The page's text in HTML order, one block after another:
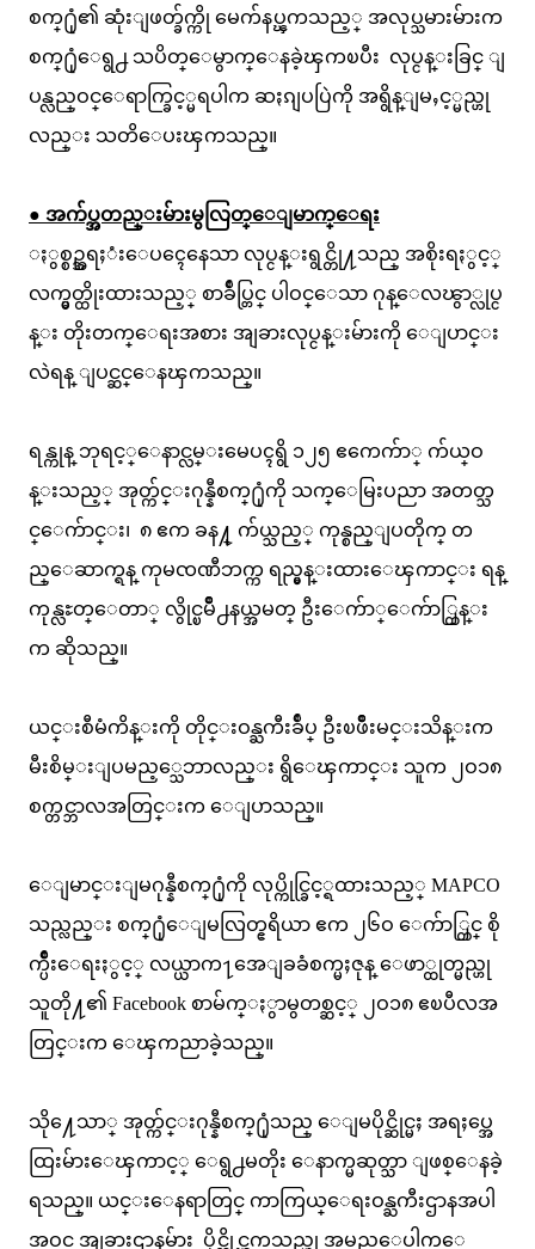
စက္႐ုံ၏ ဆုံးျဖတ္ခ်က္ကို မေက်နပ္ၾကသည့္ အလုပ္သမားမ်ားက
စက္႐ုံေရွ႕ သပိတ္ေမွာက္ေနခဲ့ၾကၿပီး လုပ္ငန္းခြင္ ျ
ပန္လည္ဝင္ေရာက္ခြင့္မရပါက ဆႏၵျပပြဲကို အရွိန္ျမႇင့္မည္ဟု
လည္း သတိေပးၾကသည္။
● အက်ပ္အတည္းမ်ားမွလြတ္ေျမာက္ေရး
ႏွစ္စဥ္အရႈံးေပၚေနေသာ လုပ္ငန္းရွင္တို႔သည္ အစိုးရႏွင့္
လက္မွတ္ထိုးထားသည့္ စာခ်ဳပ္တြင္ ပါဝင္ေသာ ဂုန္ေလၽွာ္လုပ္င
န္း တိုးတက္ေရးအစား အျခားလုပ္ငန္းမ်ားကို ေျပာင္း
လဲရန္ ျပင္ဆင္ေနၾကသည္။
ရန္ကုန္ ဘုရင့္ေနာင္လမ္းမေပၚရွိ ၁၂၅ ဧကေက်ာ္ က်ယ္ဝ
န္းသည့္ အုတ္က်င္းဂုန္နီစက္႐ုံကို သက္ေမြးပညာ အတတ္သ
င္ေက်ာင္း၊ ၈ ဧက ခန႔္ က်ယ္သည့္ ကုန္စည္ျပတိုက္ တ
ည္ေဆာက္ရန္ ကုမၸဏီဘက္က ရည္မွန္းထားေၾကာင္း ရန္
ကုန္လႊတ္ေတာ္ လွိုင္ၿမိဳ႕နယ္အမတ္ ဦးေက်ာ္ေက်ာ္ထြန္း
က ဆိုသည္။
ယင္းစီမံကိန္းကို တိုင္းဝန္ႀကီးခ်ဳပ္ ဦးၿဖိဳးမင္းသိန္းက
မီးစိမ္းျပမည့္သေဘာလည္း ရွိေၾကာင္း သူက ၂ဝ၁၈
စက္တင္ဘာလအတြင္းက ေျပာသည္။
ေျမာင္းျမဂုန္နီစက္႐ုံကို လုပ္ကိုင္ခြင့္ရထားသည့္ MAPCO
သည္လည္း စက္႐ုံေျမလြတ္ဧရိယာ ဧက ၂၆ဝ ေက်ာ္တြင္ စို
က္ပ်ိဳးေရးႏွင့္ လယ္ယာက႑အေျခခံစက္မႈဇုန္ ေဖာ္ထုတ္မည္ဟု
သူတို႔၏ Facebook စာမ်က္ႏွာမွတစ္ဆင့္ ၂ဝ၁၈ ဧၿပီလအ
တြင္းက ေၾကညာခဲ့သည္။
သို႔ေသာ္ အုတ္က်င္းဂုန္နီစက္႐ုံသည္ ေျမပိုင္ဆိုင္မႈ အရႈပ္အေ
ထြးမ်ားေၾကာင့္ ေရွ႕မတိုး ေနာက္မဆုတ္သာ ျဖစ္ေနခဲ့
ရသည္။ ယင္းေနရာတြင္ ကာကြယ္ေရးဝန္ႀကီးဌာနအပါ
အဝင္ အျခားဌာနမ်ား ပိုင္ဆိုင္ၾကသည္ဟု အမည္ေပါက္ေ